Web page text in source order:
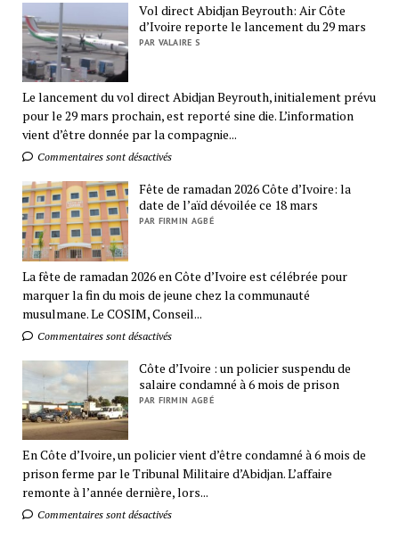
Vol direct Abidjan Beyrouth: Air Côte
d’Ivoire reporte le lancement du 29 mars
PAR VALAIRE S
Le lancement du vol direct Abidjan Beyrouth, initialement prévu
pour le 29 mars prochain, est reporté sine die. L’information
vient d’être donnée par la compagnie...
Commentaires sont désactivés
Fête de ramadan 2026 Côte d’Ivoire: la
date de l’aïd dévoilée ce 18 mars
PAR FIRMIN AGBÉ
La fête de ramadan 2026 en Côte d’Ivoire est célébrée pour
marquer la fin du mois de jeune chez la communauté
musulmane. Le COSIM, Conseil...
Commentaires sont désactivés
Côte d’Ivoire : un policier suspendu de
salaire condamné à 6 mois de prison
PAR FIRMIN AGBÉ
En Côte d’Ivoire, un policier vient d’être condamné à 6 mois de
prison ferme par le Tribunal Militaire d’Abidjan. L’affaire
remonte à l’année dernière, lors...
Commentaires sont désactivés